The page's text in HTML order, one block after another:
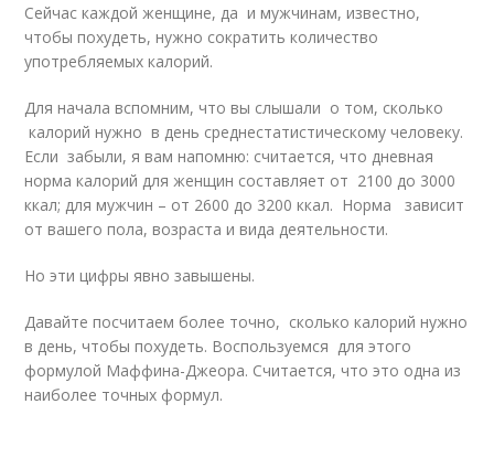
Сейчас каждой женщине, да и мужчинам, известно,
чтобы похудеть, нужно сократить количество
употребляемых калорий.
Для начала вспомним, что вы слышали о том, сколько
калорий нужно в день среднестатистическому человеку.
Если забыли, я вам напомню: считается, что дневная
норма калорий для женщин составляет от 2100 до 3000
ккал; для мужчин – от 2600 до 3200 ккал. Норма зависит
от вашего пола, возраста и вида деятельности.
Но эти цифры явно завышены.
Давайте посчитаем более точно, сколько калорий нужно
в день, чтобы похудеть. Воспользуемся для этого
формулой Маффина-Джеора. Считается, что это одна из
наиболее точных формул.